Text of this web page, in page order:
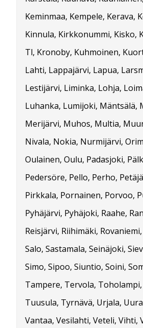
Keminmaa, Kempele, Kerava,
Kinnula, Kirkkonummi, Kisko,
Tl, Kronoby, Kuhmoinen,
Lahti, Lappajärvi, Lapua,
Lestijärvi, Liminka, Lohja,
Luhanka, Lumijoki, Mäntsälä,
Merijärvi, Muhos, Multia,
Nivala, Nokia, Nurmijärvi,
Oulainen, Oulu, Padasjoki,
Pedersöre, Pello, Perho,
Pirkkala, Pornainen, Porvoo,
Pyhäjärvi, Pyhäjoki, Raahe,
Reisjärvi, Riihimäki,
Salo, Sastamala, Seinäjoki,
Simo, Sipoo, Siuntio, Soini,
Tampere, Tervola,
Tuusula, Tyrnävä, Urjala,
Vantaa, Vesilahti, Veteli, Vihti,